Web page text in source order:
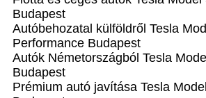
Budapest
Autóbehozatal külföldről Tesla
Performance Budapest
Autók Németországból‎ Tesla
Budapest
Prémium autó javítása Tesla